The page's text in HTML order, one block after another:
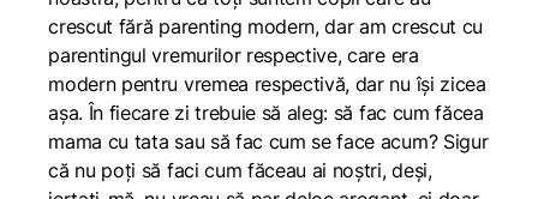
crescut fără parenting modern, dar am crescut cu
parentingul vremurilor respective, care era
modern pentru vremea respectivă, dar nu își zicea
așa. În fiecare zi trebuie să aleg: să fac cum făcea
mama cu tata sau să fac cum se face acum? Sigur
că nu poți să faci cum făceau ai noștri, deși,